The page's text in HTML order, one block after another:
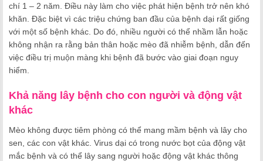
chí 1 – 2 năm. Điều này làm cho việc phát hiện bệnh trở nên khó
khăn. Đặc biệt vì các triệu chứng ban đầu của bệnh dại rất giống
với một số bệnh khác. Do đó, nhiều người có thể nhầm lẫn hoặc
không nhận ra rằng bản thân hoặc mèo đã nhiễm bệnh, dẫn đến
việc điều trị muộn màng khi bệnh đã bước vào giai đoạn nguy
hiểm.
Khả năng lây bệnh cho con người và động vật
khác
Mèo không được tiêm phòng có thể mang mầm bệnh và lây cho
sen, các con vật khác. Virus dại có trong nước bọt của động vật
mắc bệnh và có thể lây sang người hoặc động vật khác thông